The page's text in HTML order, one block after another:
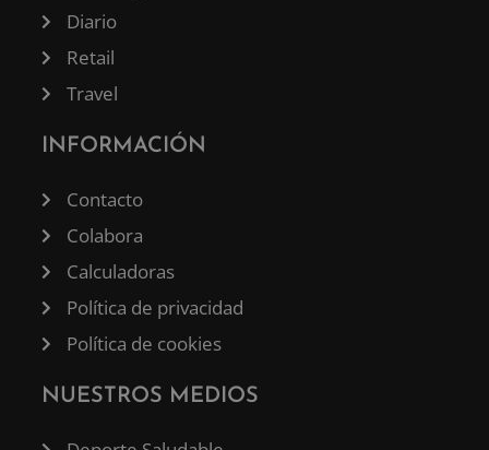
Diario
Retail
Travel
INFORMACIÓN
Contacto
Colabora
Calculadoras
Política de privacidad
Política de cookies
NUESTROS MEDIOS